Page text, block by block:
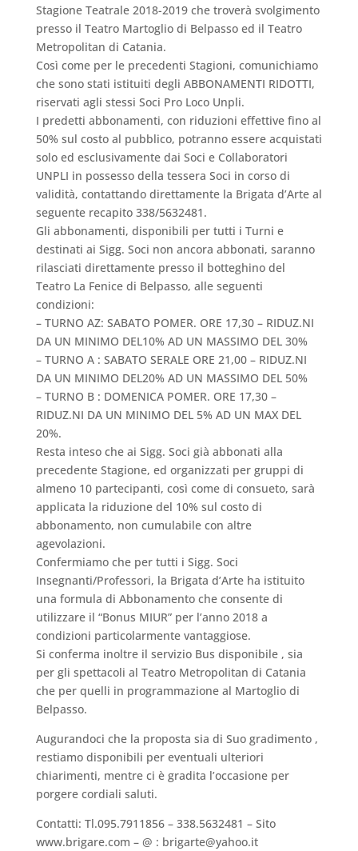
Stagione Teatrale 2018-2019 che troverà svolgimento
presso il Teatro Martoglio di Belpasso ed il Teatro
Metropolitan di Catania.
Così come per le precedenti Stagioni, comunichiamo
che sono stati istituiti degli ABBONAMENTI RIDOTTI,
riservati agli stessi Soci Pro Loco Unpli.
I predetti abbonamenti, con riduzioni effettive fino al
50% sul costo al pubblico, potranno essere acquistati
solo ed esclusivamente dai Soci e Collaboratori
UNPLI in possesso della tessera Soci in corso di
validità, contattando direttamente la Brigata d’Arte al
seguente recapito 338/5632481.
Gli abbonamenti, disponibili per tutti i Turni e
destinati ai Sigg. Soci non ancora abbonati, saranno
rilasciati direttamente presso il botteghino del
Teatro La Fenice di Belpasso, alle seguenti
condizioni:
– TURNO AZ: SABATO POMER. ORE 17,30 – RIDUZ.NI
DA UN MINIMO DEL10% AD UN MASSIMO DEL 30%
– TURNO A : SABATO SERALE ORE 21,00 – RIDUZ.NI
DA UN MINIMO DEL20% AD UN MASSIMO DEL 50%
– TURNO B : DOMENICA POMER. ORE 17,30 –
RIDUZ.NI DA UN MINIMO DEL 5% AD UN MAX DEL
20%.
Resta inteso che ai Sigg. Soci già abbonati alla
precedente Stagione, ed organizzati per gruppi di
almeno 10 partecipanti, così come di consueto, sarà
applicata la riduzione del 10% sul costo di
abbonamento, non cumulabile con altre
agevolazioni.
Confermiamo che per tutti i Sigg. Soci
Insegnanti/Professori, la Brigata d’Arte ha istituito
una formula di Abbonamento che consente di
utilizzare il “Bonus MIUR” per l’anno 2018 a
condizioni particolarmente vantaggiose.
Si conferma inoltre il servizio Bus disponibile , sia
per gli spettacoli al Teatro Metropolitan di Catania
che per quelli in programmazione al Martoglio di
Belpasso.
Augurandoci che la proposta sia di Suo gradimento ,
restiamo disponibili per eventuali ulteriori
chiarimenti, mentre ci è gradita l’occasione per
porgere cordiali saluti.
Contatti: Tl.095.7911856 – 338.5632481 – Sito
www.brigare.com – @ : brigarte@yahoo.it